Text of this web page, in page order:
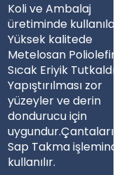
Koli ve Ambalaj
üretiminde kullanılan
Yüksek kalitede
Metelosan Poliolefin
Sıcak Eriyik Tutkaldır.
Yapıştırılması zor
yüzeyler ve derin
dondurucu için
uygundur.Çantaların
Sap Takma işleminde
kullanılır.